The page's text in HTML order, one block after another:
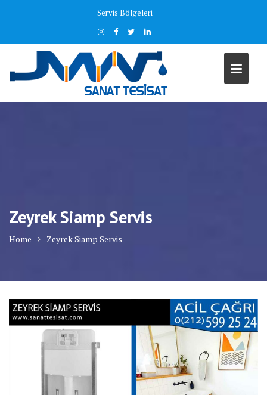
Servis Bölgeleri
Zeyrek Siamp Servis
Home Zeyrek Siamp Servis